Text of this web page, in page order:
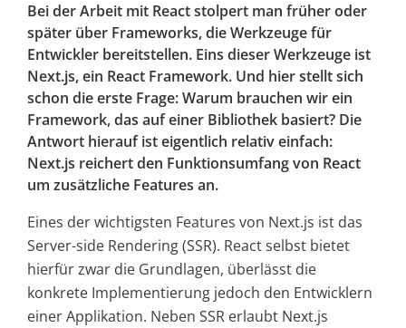
Bei der Arbeit mit React stolpert man früher oder
später über Frameworks, die Werkzeuge für
Entwickler bereitstellen. Eins dieser Werkzeuge ist
Next.js, ein React Framework. Und hier stellt sich
schon die erste Frage: Warum brauchen wir ein
Framework, das auf einer Bibliothek basiert? Die
Antwort hierauf ist eigentlich relativ einfach:
Next.js reichert den Funktionsumfang von React
um zusätzliche Features an.
Eines der wichtigsten Features von Next.js ist das
Server-side Rendering (SSR). React selbst bietet
hierfür zwar die Grundlagen, überlässt die
konkrete Implementierung jedoch den Entwicklern
einer Applikation. Neben SSR erlaubt Next.js